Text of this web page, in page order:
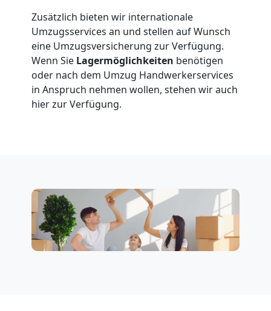
Zusätzlich bieten wir internationale
Umzugsservices an und stellen auf Wunsch
eine Umzugsversicherung zur Verfügung.
Wenn Sie Lagermöglichkeiten benötigen
oder nach dem Umzug Handwerkerservices
in Anspruch nehmen wollen, stehen wir auch
hier zur Verfügung.
Möbellift
Wolfsberg
Übersiedlung
Wolfsberg
Privatumzug